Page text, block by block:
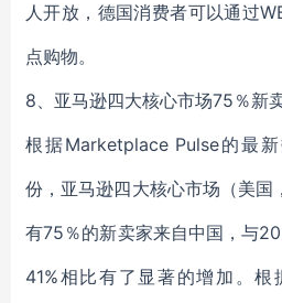
人开放，德国消费者可以通过
点购物。
8、亚马逊四大核心市场75％新
根据Marketplace Pulse的最
份，亚马逊四大核心市场（美国
有75％的新卖家来自中国，与
41%相比有了显著的增加。根